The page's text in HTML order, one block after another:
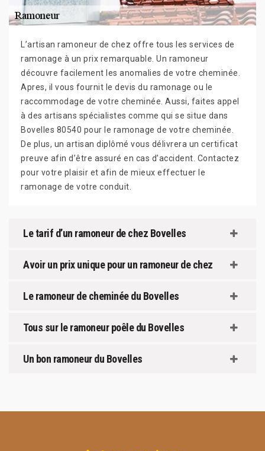
L’artisan ramoneur de chez offre tous les services de
ramonage à un prix remarquable. Un ramoneur
découvre facilement les anomalies de votre cheminée.
Apres, il vous fournit le devis du ramonage ou le
raccommodage de votre cheminée. Aussi, faites appel
à des artisans spécialistes comme qui se situe dans
Bovelles 80540 pour le ramonage de votre cheminée.
De plus, un artisan diplômé vous délivrera un certificat
preuve afin d’être assuré en cas d’accident. Contactez
pour votre plaisir et afin de mieux effectuer le
ramonage de votre conduit.
Le tarif d’un ramoneur de chez Bovelles
Avoir un prix unique pour un ramoneur de chez
Le ramoneur de cheminée du Bovelles
Tous sur le ramoneur poêle du Bovelles
Un bon ramoneur du Bovelles